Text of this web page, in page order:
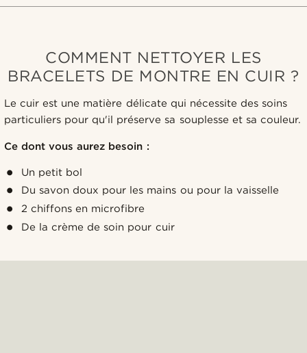
COMMENT NETTOYER LES
BRACELETS DE MONTRE EN CUIR ?
Le cuir est une matière délicate qui nécessite des soins
particuliers pour qu'il préserve sa souplesse et sa couleur.
Ce dont vous aurez besoin :
Un petit bol
Du savon doux pour les mains ou pour la vaisselle
2 chiffons en microfibre
De la crème de soin pour cuir